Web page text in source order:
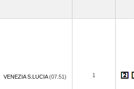
VENEZIA S.LUCIA(07.51) 1